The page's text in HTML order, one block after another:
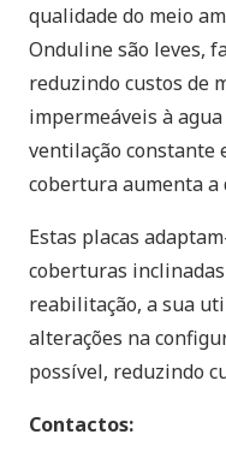
qualidade do meio
Onduline são leves,
reduzindo custos de
impermeáveis à
ventilação constante
cobertura aumenta a
Estas placas
coberturas
reabilitação, a sua
alterações na
possível, reduzindo
Contactos: